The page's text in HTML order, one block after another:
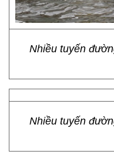
Nhiều tuyến
Nhiều tuyến